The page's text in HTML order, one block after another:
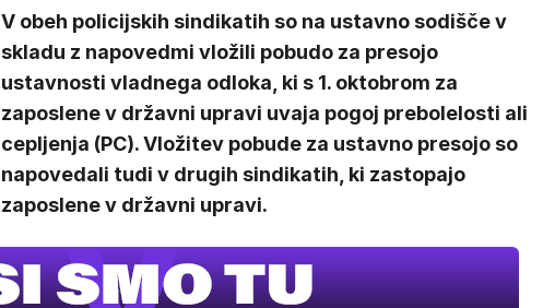
V obeh policijskih sindikatih so na ustavno sodišče v
skladu z napovedmi vložili pobudo za presojo
ustavnosti vladnega odloka, ki s 1. oktobrom za
zaposlene v državni upravi uvaja pogoj prebolelosti ali
cepljenja (PC). Vložitev pobude za ustavno presojo so
napovedali tudi v drugih sindikatih, ki zastopajo
zaposlene v državni upravi.